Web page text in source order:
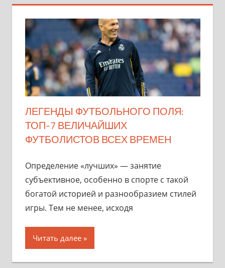
ЛЕГЕНДЫ ФУТБОЛЬНОГО ПОЛЯ:
ТОП-7 ВЕЛИЧАЙШИХ
ФУТБОЛИСТОВ ВСЕХ ВРЕМЕН
Определение «лучших» — занятие
субъективное, особенно в спорте с такой
богатой историей и разнообразием стилей
игры. Тем не менее, исходя
Читать далее